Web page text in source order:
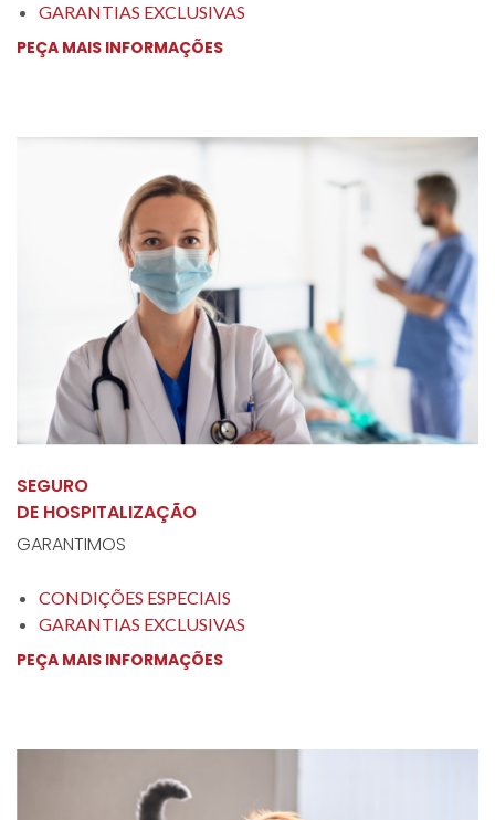
GARANTIAS EXCLUSIVAS
PEÇA MAIS INFORMAÇÕES
SEGURO
DE HOSPITALIZAÇÃO
GARANTIMOS
CONDIÇÕES ESPECIAIS
GARANTIAS EXCLUSIVAS
PEÇA MAIS INFORMAÇÕES